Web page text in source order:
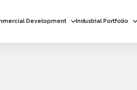
Development Industrial Portfolio